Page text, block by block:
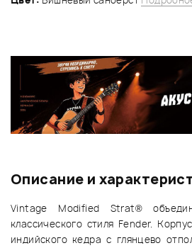
Описание и
Vintage Modified Strat®
классического стиля Fender.
индийского кедра с глянцево